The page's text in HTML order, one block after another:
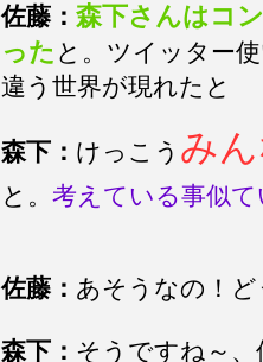
佐藤： 森下さんはコ
った と。ツイッター
違う世界が現れたと
森下： けっこう み
と。 考えている事似
佐藤： あそうなの！
森下： そうですね～